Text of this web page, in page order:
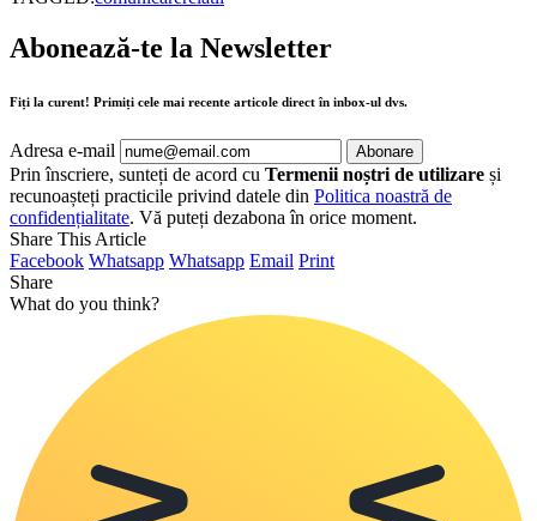
Abonează-te la Newsletter
Fiți la curent! Primiți cele mai recente articole direct în inbox-ul dvs.
Adresa e-mail
Prin înscriere, sunteți de acord cu Termenii noștri de utilizare și
recunoașteți practicile privind datele din Politica noastră de
confidențialitate. Vă puteți dezabona în orice moment.
Share This Article
Facebook Whatsapp Whatsapp Email Print
Share
What do you think?